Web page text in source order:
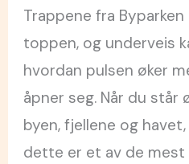
Trappene fra
toppen, og underveis
hvordan pulsen øker
åpner seg. Når du
byen, fjellene og
dette er et av de